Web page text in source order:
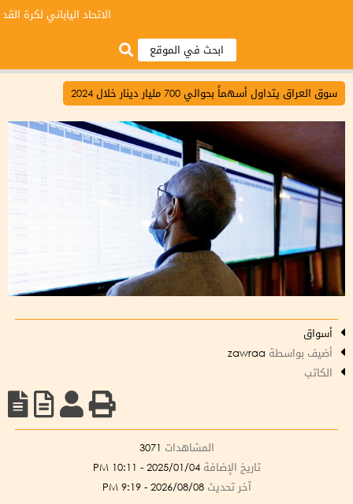
الاتحاد الياباني لكرة
سوق العراق يتداول أسهماً بحوالي 700 مليار دينار خلال 2024
أسواق
أضيف بواسطة
الكاتب
المشاهدات 3071
تاريخ الإضافة 2025/01/04 - 10:11 PM
آخر تحديث 2026/08/08 - 9:19 PM